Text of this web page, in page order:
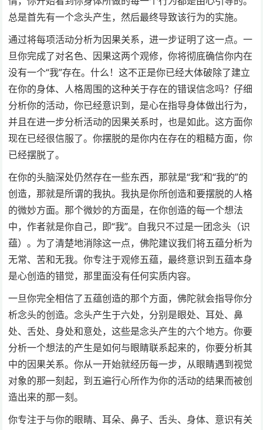
总是首先有一个念头产生，然后最终导致该行为的实施。
通过将每项活动分析为因果关系，进一步证明了这一点。一
旦你完成了对名色、因果这两个观修，你将彻底确信你内在
没有一个“我”存在。什么！这不正是你已经大体破除了建立
在你的身体、人格周围的这种关于存在的错误信念吗？仔细
分析你的活动，你已经意识到，是心在指导身体做出行为，
并且在进一步分析活动的因果关系时，也是如此。这方面你
现在已经很信服了。你摆脱的是你内在存在的粗糙方面，你
已经摆脱了。
在你的头脑深处仍然存在一些东西，那就是“我”和“我的”的
创造，那就是所谓的我执。我执是你所创造和要摆脱的人格
的微妙方面。那个微妙的方面是，在你创造的每一个想法
中，作者就是你自己，即“我”。自我只不过是一团念头（识
蕴）。为了清楚地消除这一点，佛陀建议我们将五蕴分析为
无常、苦和无我。你专注于观修五蕴，最终意识到五蕴本身
是心创造的错觉，那里面没有任何实质内容。
一旦你完全相信了五蕴创造的那个方面，佛陀就会指导你分
析念头的创造。念头产生于六处，分别是眼处、耳处、鼻
处、舌处、身处和意处，这些是念头产生的六个地方。你要
分析一个想法的产生是如何与眼睛联系起来的，你要分析其
中的因果关系。你从一开始就经历每一步，从眼睛遇到视觉
对象的那一刻起，到五遍行心所作为你的活动的结果而被创
造出来的那一刻。
你专注于与你的眼睛、耳朵、鼻子、舌头、身体、意识有关